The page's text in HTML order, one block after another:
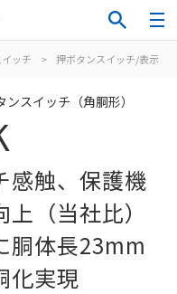
イッチ > 押ボタンスイッチ/表示灯
ンスイッチ（角胴形）
感触、保護機
上（当社比）
胴体長23mm
化実現